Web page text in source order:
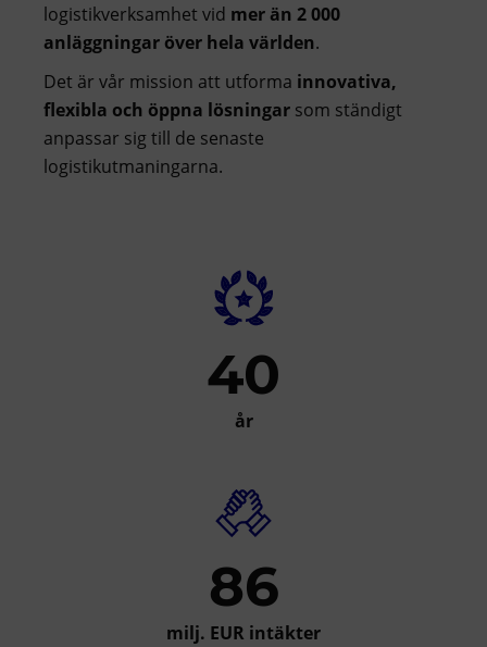
logistikverksamhet vid mer än 2 000
anläggningar över hela världen.
Det är vår mission att utforma innovativa,
flexibla och öppna lösningar som ständigt
anpassar sig till de senaste
logistikutmaningarna.
40
år
86
milj. EUR intäkter